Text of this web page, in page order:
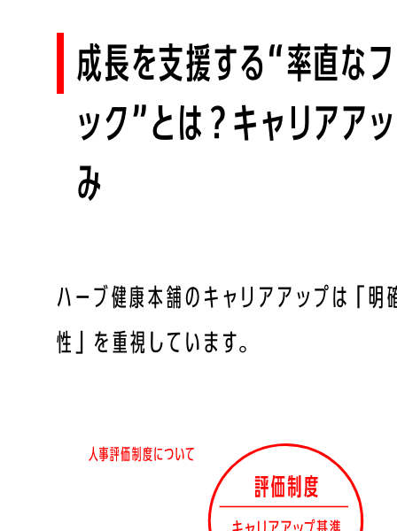
成長を支援する“率直な
ック”とは？キャリアア
み
ハーブ健康本舗のキャリアアップは「明
性」を重視しています。